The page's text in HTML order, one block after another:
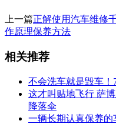
上一篇正解使用汽车维修
作原理保养方法
相关推荐
不会洗车就是毁车！
这才叫贴地飞行 萨
降落伞
一辆长期认真保养的